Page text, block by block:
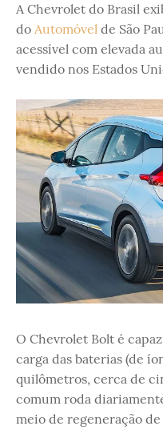
A Chevrolet do Brasil
do Automóvel de São
acessível com elevada
vendido nos Estados
O Chevrolet Bolt é
carga das baterias (de
quilômetros, cerca de
comum roda
meio de regeneração